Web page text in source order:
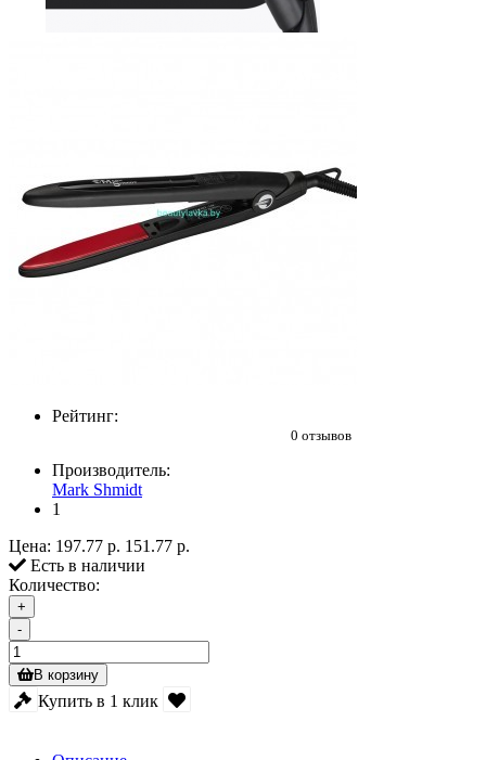
Рейтинг:
0 отзывов
Производитель:
Mark Shmidt
1
Цена: 197.77 р. 151.77 р.
Есть в наличии
Количество:
+
-
В корзину
Купить в 1 клик